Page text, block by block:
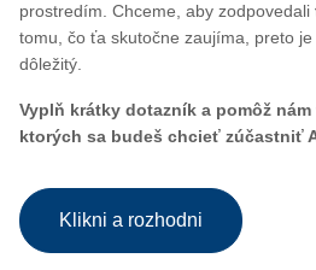
prostredím. Chceme, aby zodpovedali
tomu, čo ťa skutočne zaujíma, preto
dôležitý.
Vyplň krátky dotazník a pomôž
ktorých sa budeš chcieť zúčastniť
Klikni a rozhodni